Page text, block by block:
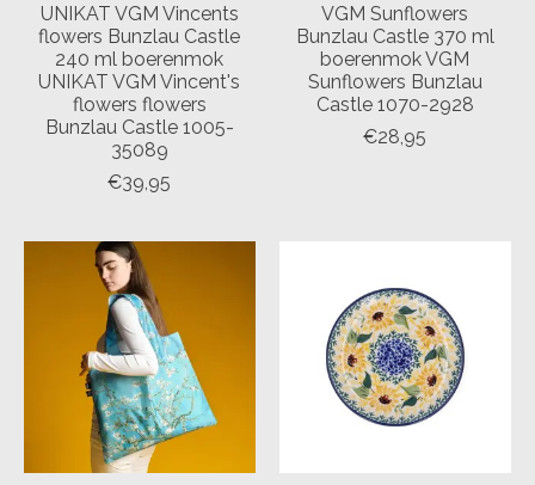
UNIKAT VGM Vincents
flowers Bunzlau Castle
240 ml boerenmok
UNIKAT VGM Vincent's
flowers flowers
Bunzlau Castle 1005-
35089
€39,95
VGM Sunflowers
Bunzlau Castle 370 ml
boerenmok VGM
Sunflowers Bunzlau
Castle 1070-2928
€28,95